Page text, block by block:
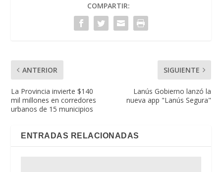
COMPARTIR:
ANTERIOR
La Provincia invierte $140
mil millones en corredores
urbanos de 15 municipios
SIGUIENTE
Lanús Gobierno lanzó la
nueva app "Lanús Segura"
ENTRADAS RELACIONADAS